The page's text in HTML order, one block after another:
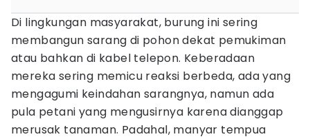
Di lingkungan masyarakat, burung ini sering
membangun sarang di pohon dekat pemukiman
atau bahkan di kabel telepon. Keberadaan
mereka sering memicu reaksi berbeda, ada yang
mengagumi keindahan sarangnya, namun ada
pula petani yang mengusirnya karena dianggap
merusak tanaman. Padahal, manyar tempua